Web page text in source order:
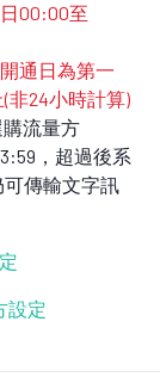
00:00至
通日為第一
非24小時計算)
購流量方
，超過後系
可傳輸文字訊
設定